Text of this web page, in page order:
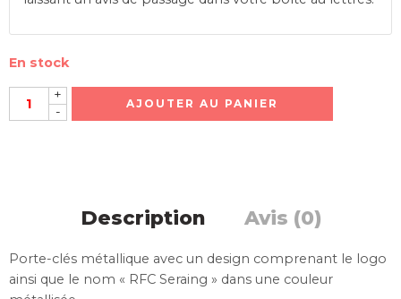
En stock
+
-
AJOUTER AU PANIER
Description Avis (0)
Porte-clés métallique avec un design comprenant le logo
ainsi que le nom « RFC Seraing » dans une couleur